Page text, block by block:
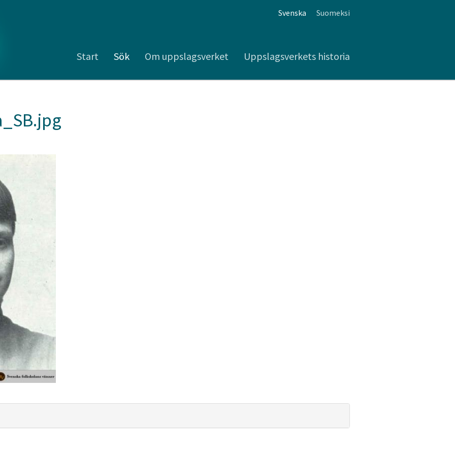
Svenska Suomeksi
Start Sök Om uppslagsverket Uppslagsverkets historia